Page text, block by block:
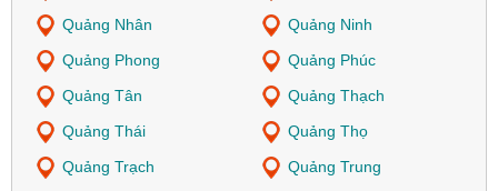
Quảng Nhân
Quảng Ninh
Quảng Phong
Quảng Phúc
Quảng Tân
Quảng Thạch
Quảng Thái
Quảng Thọ
Quảng Trạch
Quảng Trung